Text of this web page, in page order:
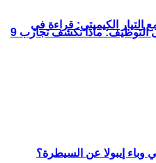
الكيميتي: قراءة في
تدريب الشباب الإفريقي على التوظيف: ماذا تكشف تجارب 9